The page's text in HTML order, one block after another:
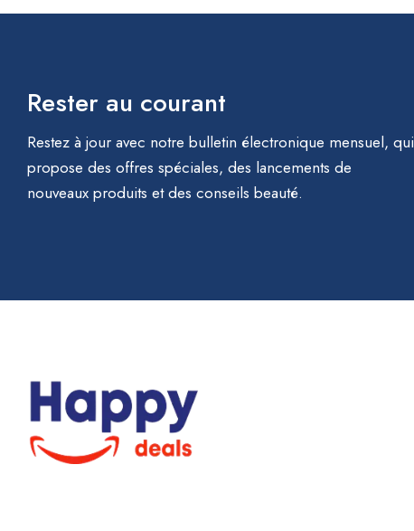
Rester au courant
Restez à jour avec notre bulletin électronique mensuel, qui
propose des offres spéciales, des lancements de
nouveaux produits et des conseils beauté.